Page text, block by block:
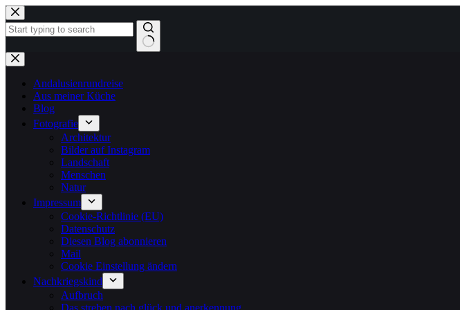
Zum
Inhalt
springen
Keine
Ergebnisse
Andalusienrundreise
Aus meiner Küche
Blog
Fotografie
Architektur
Bilder auf Instagram
Landschaft
Menschen
Natur
Impressum
Cookie-Richtlinie (EU)
Datenschutz
Diesen Blog abonnieren
Mail
Cookie Einstellung ändern
Nachkriegskind
Aufbruch
Das streben nach glück und anerkennung